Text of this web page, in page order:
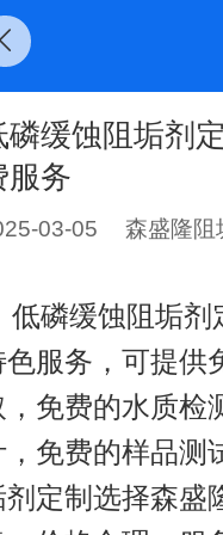
磷缓蚀阻垢剂
服务
03-05 森盛隆阻
低磷缓蚀阻垢剂
色服务，可提供
，免费的水质检
，免费的样品测
剂定制选择森盛